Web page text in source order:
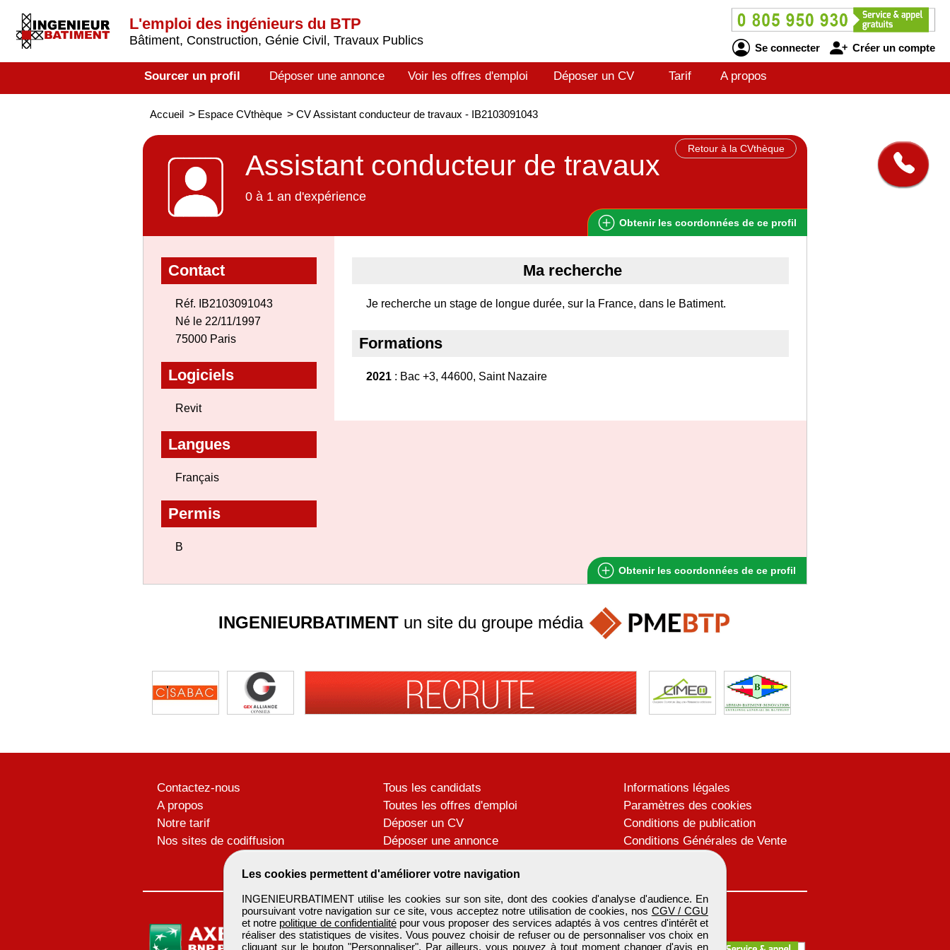
L'emploi des ingénieurs du BTP
Bâtiment, Construction, Génie Civil, Travaux Publics
Se connecter Créer un compte
Sourcer un profil Déposer une annonce Voir les offres d'emploi Déposer un CV Tarif A propos
Accueil > Espace CVthèque > CV Assistant conducteur de travaux - IB2103091043
Retour à la CVthèque
Assistant conducteur de travaux
0 à 1 an d'expérience
Obtenir les coordonnées de ce profil
Contact
Réf. IB2103091043
Né le 22/11/1997
75000 Paris
Logiciels
Revit
Langues
Français
Permis
B
Ma recherche
Je recherche un stage de longue durée, sur la France, dans le Batiment.
Formations
2021 : Bac +3, 44600, Saint Nazaire
Obtenir les coordonnées de ce profil
Les cookies permettent d'améliorer votre navigation
INGENIEURBATIMENT utilise les cookies sur son site, dont des cookies d'analyse d'audience. En
poursuivant votre navigation sur ce site, vous acceptez notre utilisation de cookies, nos CGV / CGU
et notre politique de confidentialitépour vous proposer des services adaptés à vos centres d'intérêt et
réaliser des statistiques de visites. Vous pouvez choisir de refuser ou de personnaliser vos choix en
cliquant sur le bouton "Personnaliser". Par ailleurs, vous pouvez à tout moment changer d'avis en
INGENIEURBATIMENT un site du groupe média
Contactez-nous
A propos
Notre tarif
Nos sites de codiffusion
Tous les candidats
Toutes les offres d'emploi
Déposer un CV
Déposer une annonce
Informations légales
Paramètres des cookies
Conditions de publication
Conditions Générales de Vente